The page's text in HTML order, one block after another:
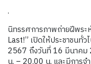
.
นิทรรศการภาพถ่ายฝีพระ
Last!” เปิดให้ประชาชนทั่
2567 ถึงวันที่ 16 มีนาคม